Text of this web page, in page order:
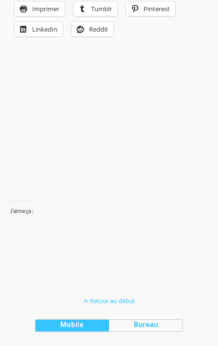
Imprimer Tumblr Pinterest
LinkedIn Reddit
J’aime ça :
Retour au début
Mobile Bureau